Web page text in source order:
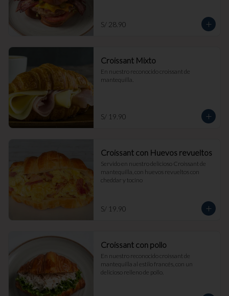
S/ 28.90
Croissant Mixto
En nuestro reconocido croissant de
mantequilla.
S/ 19.90
Croissant con Huevos revueltos
Servido en nuestro delicioso Croissant de
mantequilla, con huevos revueltos con
cheddar y tocino
S/ 19.90
Croissant con pollo
En nuestro reconocido croissant de
mantequilla al estilo francés, con un
delicioso relleno de pollo.